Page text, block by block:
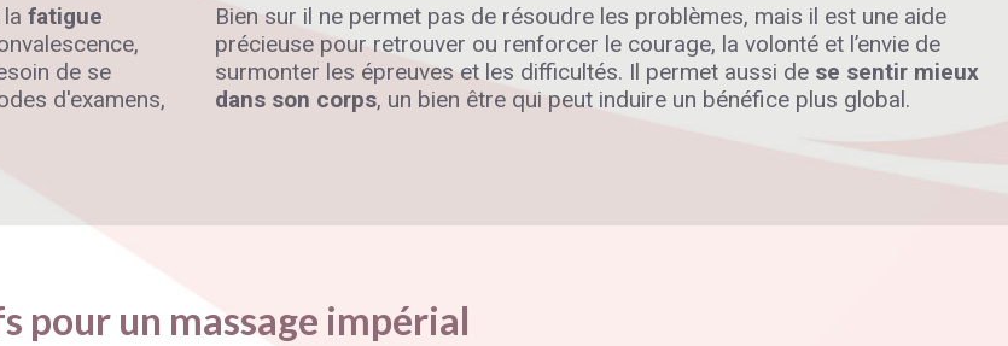
fatigue
de se
d'examens,
Bien sur il ne permet pas de résoudre les problèmes, mais il est une aide
précieuse pour retrouver ou renforcer le courage, la volonté et l’envie de
surmonter les épreuves et les difficultés. Il permet aussi de se sentir mieux
dans son corps, un bien être qui peut induire un bénéfice plus global.
pour un massage impérial